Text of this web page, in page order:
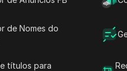
de Nomes do
títulos para